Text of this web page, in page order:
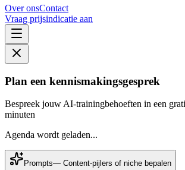
Over onsContact
Vraag prijsindicatie aan
Plan een kennismakingsgesprek
Bespreek jouw AI-trainingbehoeften in een
minuten
Agenda wordt geladen...
Prompts— Content-pijlers of niche bepalen